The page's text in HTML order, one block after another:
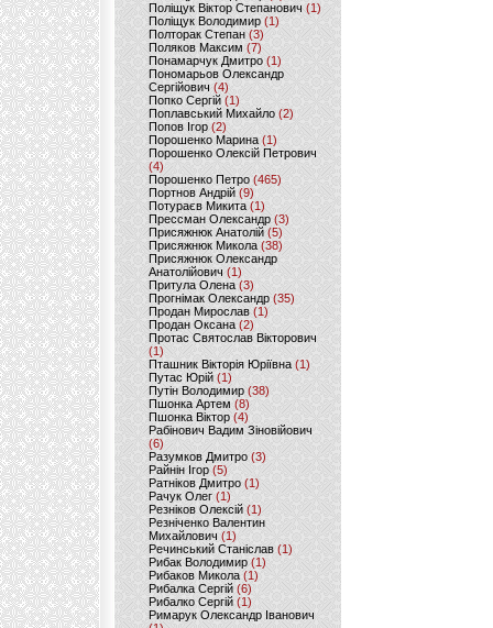
Поліщук Віктор Степанович(1)
Поліщук Володимир (1)
Полторак Степан(3)
Поляков Максим (7)
Понамарчук Дмитро (1)
Пономарьов Олександр
Сергійович(4)
Попко Сергій (1)
Поплавський Михайло (2)
Попов Ігор(2)
Порошенко Марина (1)
Порошенко Олексій Петрович
(4)
Порошенко Петро (465)
Портнов Андрій (9)
Потураєв Микита(1)
Прессман Олександр(3)
Присяжнюк Анатолій (5)
Присяжнюк Микола (38)
Присяжнюк Олександр
Анатолійович (1)
Притула Олена (3)
Прогнімак Олександр(35)
Продан Мирослав(1)
Продан Оксана (2)
Протас Святослав Вікторович
(1)
Пташник Вікторія Юріївна (1)
Путас Юрій (1)
Путін Володимир(38)
Пшонка Артем (8)
Пшонка Віктор(4)
Рабінович Вадим Зіновійович
(6)
Разумков Дмитро (3)
Райнін Ігор(5)
Ратніков Дмитро (1)
Рачук Олег (1)
Резніков Олексій(1)
Резніченко Валентин
Михайлович (1)
Речинський Станіслав (1)
Рибак Володимир(1)
Рибаков Микола(1)
Рибалка Сергій (6)
Рибалко Сергій (1)
Римарук Олександр Іванович